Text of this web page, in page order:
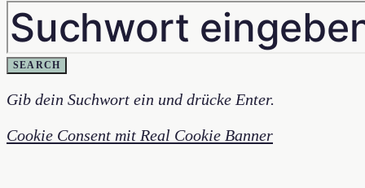
SEARCH
Gib dein Suchwort ein und drücke Enter.
Cookie Consent mit Real Cookie Banner